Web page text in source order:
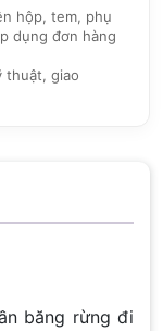
hộp, tem, phụ
dụng đơn hàng
thuật, giao
băng rừng đi